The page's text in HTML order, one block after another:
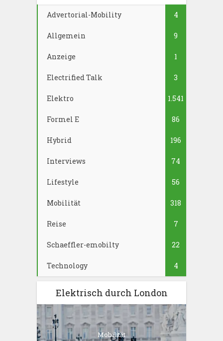
Advertorial-Mobility 4
Allgemein 9
Anzeige 1
Electrified Talk 3
Elektro 1.541
Formel E 86
Hybrid 196
Interviews 74
Lifestyle 56
Mobilität 318
Reise 7
Schaeffler-emobilty 22
Technology 4
Elektrisch durch London
Mobilität